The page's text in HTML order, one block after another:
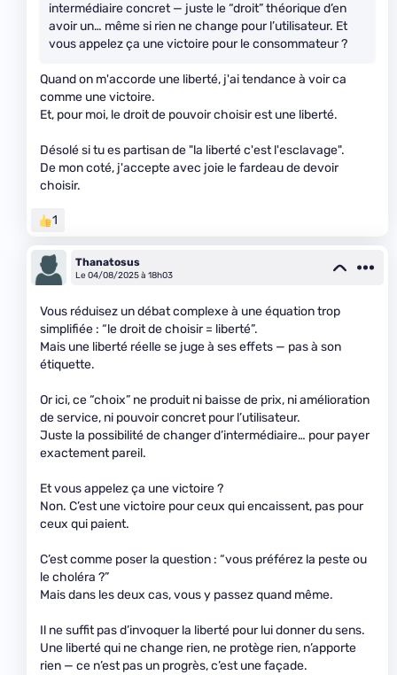
intermédiaire concret — juste le “droit” théorique d’en
avoir un… même si rien ne change pour l’utilisateur. Et
vous appelez ça une victoire pour le consommateur ?
Quand on m'accorde une liberté, j'ai tendance à voir ca
comme une victoire.
Et, pour moi, le droit de pouvoir choisir est une liberté.
Désolé si tu es partisan de "la liberté c'est l'esclavage".
De mon coté, j'accepte avec joie le fardeau de devoir
choisir.
1
Thanatosus
Le 04/08/2025 à 18h03
Vous réduisez un débat complexe à une équation trop
simplifiée : “le droit de choisir = liberté”.
Mais une liberté réelle se juge à ses effets — pas à son
étiquette.
Or ici, ce “choix” ne produit ni baisse de prix, ni amélioration
de service, ni pouvoir concret pour l’utilisateur.
Juste la possibilité de changer d’intermédiaire… pour payer
exactement pareil.
Et vous appelez ça une victoire ?
Non. C’est une victoire pour ceux qui encaissent, pas pour
ceux qui paient.
C’est comme poser la question : “vous préférez la peste ou
le choléra ?”
Mais dans les deux cas, vous y passez quand même.
Il ne suffit pas d’invoquer la liberté pour lui donner du sens.
Une liberté qui ne change rien, ne protège rien, n’apporte
rien — ce n’est pas un progrès, c’est une façade.